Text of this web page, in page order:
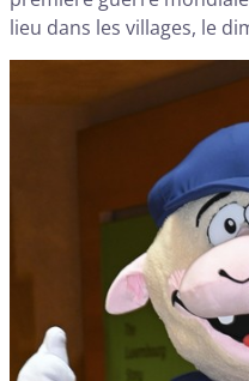
lieu dans les villages, le